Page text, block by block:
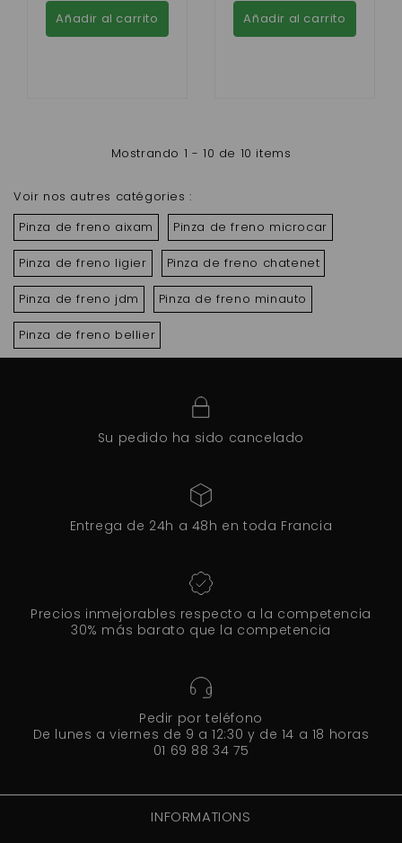
Añadir al carrito Añadir al carrito
Mostrando 1 - 10 de 10 items
Voir nos autres catégories :
Pinza de freno aixam
Pinza de freno microcar
Pinza de freno ligier Pinza de freno chatenet
Pinza de freno jdm Pinza de freno minauto
Pinza de freno bellier
Su pedido ha sido cancelado
Entrega de 24h a 48h en toda Francia
Precios inmejorables respecto a la competencia
30% más barato que la competencia
Pedir por teléfono
De lunes a viernes de 9 a 12:30 y de 14 a 18 horas
01 69 88 34 75
INFORMATIONS